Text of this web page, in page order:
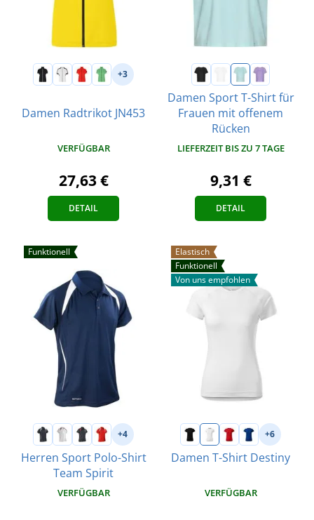
+3
Damen Radtrikot JN453
VERFÜGBAR
27,63 €
DETAIL
Damen Sport T-Shirt für
Frauen mit offenem
Rücken
LIEFERZEIT BIS ZU 7 TAGE
9,31 €
DETAIL
Funktionell
+4
Herren Sport Polo-Shirt
Team Spirit
VERFÜGBAR
Elastisch
Funktionell
Von uns empfohlen
+6
Damen T-Shirt Destiny
VERFÜGBAR